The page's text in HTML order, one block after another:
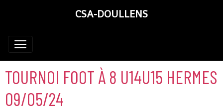
CSA-DOULLENS
TOURNOI FOOT À 8 U14U15 HERMES
09/05/24